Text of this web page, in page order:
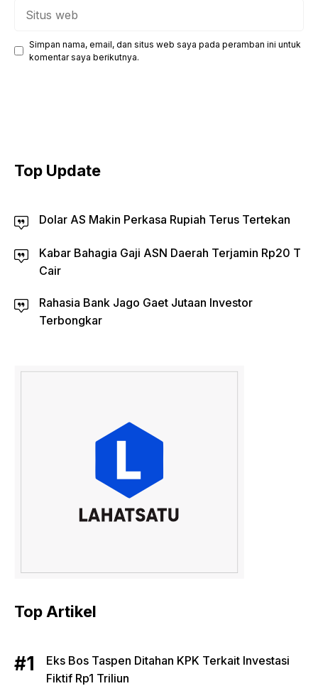
Simpan nama, email, dan situs web saya pada peramban ini untuk
komentar saya berikutnya.
Top Update
Dolar AS Makin Perkasa Rupiah Terus Tertekan
Kabar Bahagia Gaji ASN Daerah Terjamin Rp20 T
Cair
Rahasia Bank Jago Gaet Jutaan Investor
Terbongkar
Top Artikel
Eks Bos Taspen Ditahan KPK Terkait Investasi
Fiktif Rp1 Triliun